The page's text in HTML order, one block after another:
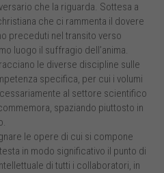
che la riguarda. Sottesa a
che ci rammenta il dovere
preceduti nel transito verso
luogo il suffragio dell’anima.
le diverse discipline sulle
specifica, per cui i volumi
al settore scientifico
spaziando piuttosto in
le opere di cui si compone
in modo significativo il punto di
di tutti i collaboratori, in